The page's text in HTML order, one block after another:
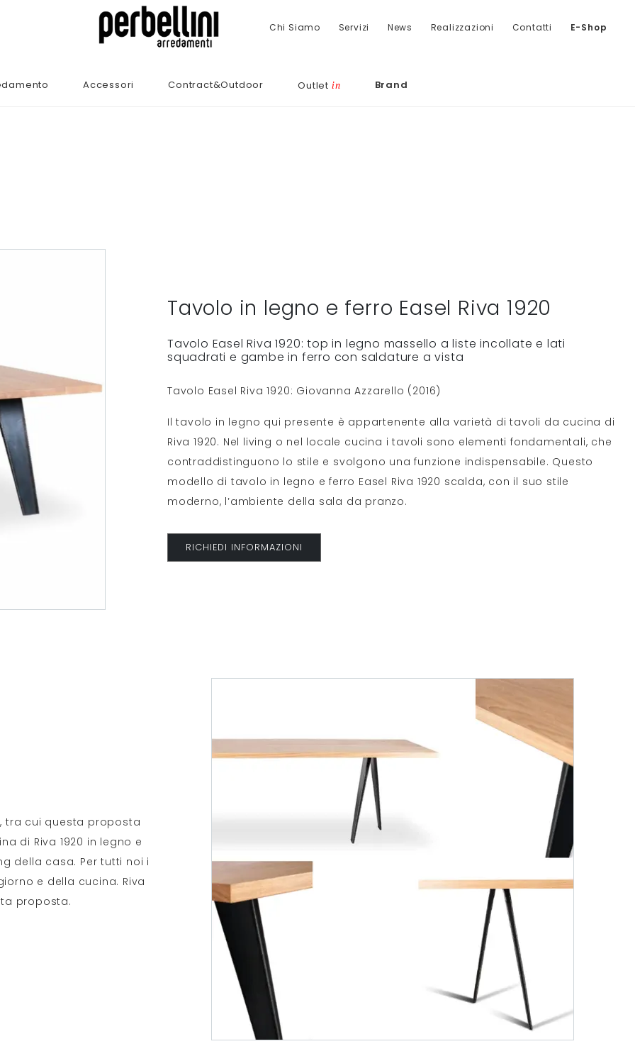
Chi Siamo Servizi News Realizzazioni Contatti E-Shop
Accessori Contract&Outdoor Outlet in Brand
Tavolo in legno e ferro Easel Riva 1920
Tavolo Easel Riva 1920: top in legno massello a liste incollate e lati
squadrati e gambe in ferro con saldature a vista
Tavolo Easel Riva 1920: Giovanna Azzarello (2016)
Il tavolo in legno qui presente è appartenente alla varietà di tavoli da cucina di
Riva 1920. Nel living o nel locale cucina i tavoli sono elementi fondamentali, che
contraddistinguono lo stile e svolgono una funzione indispensabile. Questo
modello di tavolo in legno e ferro Easel Riva 1920 scalda, con il suo stile
moderno, l’ambiente della sala da pranzo.
RICHIEDI INFORMAZIONI
tra cui questa proposta
di Riva 1920 in legno e
della casa. Per tutti noi i
e della cucina. Riva
proposta.